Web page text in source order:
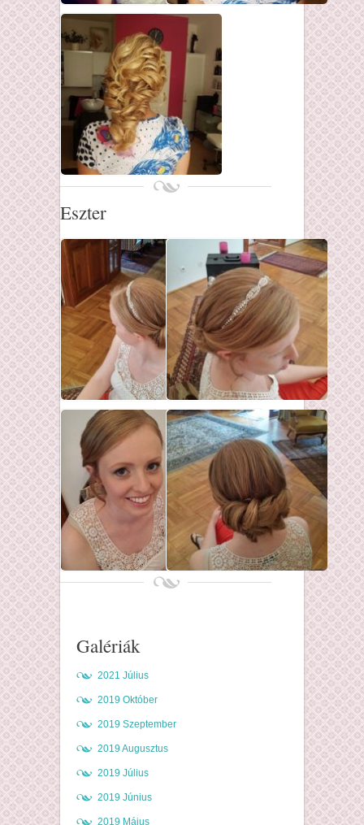
Eszter
Galériák
2021 Július
2019 Október
2019 Szeptember
2019 Augusztus
2019 Július
2019 Június
2019 Május